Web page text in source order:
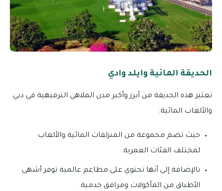
الحديقة المائية وايلد وادي
تعتبر هذه الحديقة من أبرز وأكبر مدن الملاهي الترفيهية في دبي
والألعاب المائية:
حيث تضم مجموعة من المنزلقات المائية والألعاب
لمختلف الفئات العمرية.
بالإضافة إلى أنها تحتوي على مطاعم عالمية توفر أشهى
الأطباق من المأكولات ومرافق خدمية.